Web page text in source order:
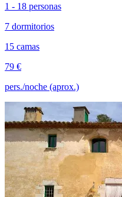
1 - 18 personas
7 dormitorios
15 camas
79 €
pers./noche (aprox.)